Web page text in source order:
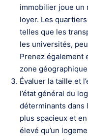
immobilier joue un
loyer. Les
telles que les
les universités,
Prenez également
zone
Évaluer la taille et
l’état général du
déterminants dans
plus spacieux et
élevé qu’un